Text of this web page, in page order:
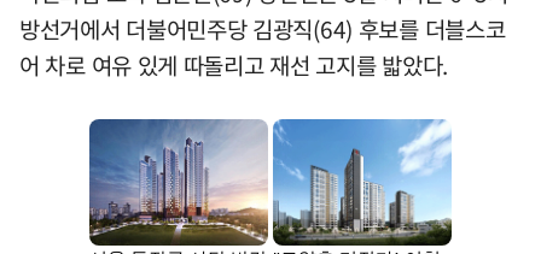
방선거에서 더불어민주당 김광직(64) 후보를 더블스코
어 차로 여유 있게 따돌리고 재선 고지를 밟았다.